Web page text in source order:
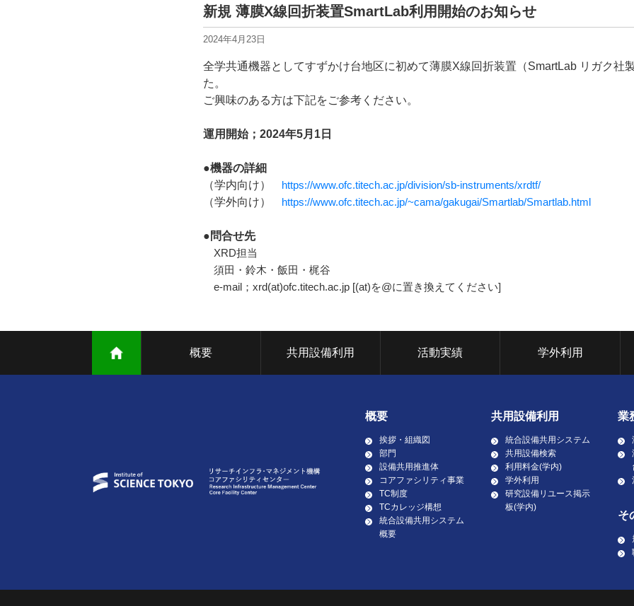
新規 薄膜X線回折装置SmartLab利用開始のお知らせ
2024年4月23日
全学共通機器としてすずかけ台地区に初めて薄膜X線回折装置（SmartLab リガク社
た。
ご興味のある方は下記をご参考ください。
運用開始；2024年5月1日
●機器の詳細
（学内向け）
https://www.ofc.titech.ac.jp/division/sb-instruments/xrdtf/
（学外向け） https://www.ofc.titech.ac.jp/~cama/gakugai/Smartlab/Smartlab.html
●問合せ先
XRD担当
須田・鈴木・飯田・梶谷
e-mail；xrd(at)ofc.titech.ac.jp [(at)を@に置き換えてください]
概要 共用設備利用 活動実績 学外利用
概要
挨拶・組織図
部門
設備共用推進体
コアファシリティ事業
TC制度
TCカレッジ構想
統合設備共用システム
概要
共用設備利用
統合設備共用システム
共用設備検索
利用料金(学内)
学外利用
研究設備リユース掲示
板(学内)
業
そ